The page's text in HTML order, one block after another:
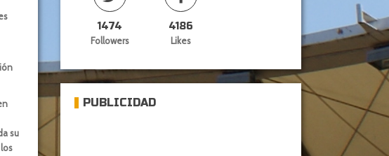
su
1474
Followers
4186
Likes
PUBLICIDAD